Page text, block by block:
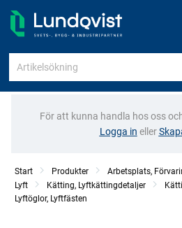
För att kunna handla hos oss
Logga in eller
Start Produkter
Arbetsplats,
Lyft
Kätting, Lyftkättingdetaljer
Lyftöglor, Lyftfästen